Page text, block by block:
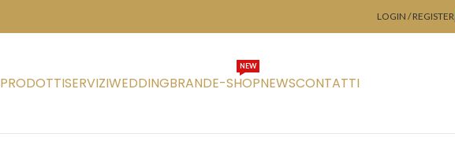
LOGIN / REGISTER
PRODOTTISERVIZIWEDDINGBRANDE-SHOP
NEW
NEWSCONTATTI